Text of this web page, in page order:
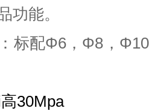
功能。
标配Φ6，Φ8 ，Φ10
30Mpa